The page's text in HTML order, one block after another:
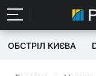
ОБСТРІЛ КИЄВА